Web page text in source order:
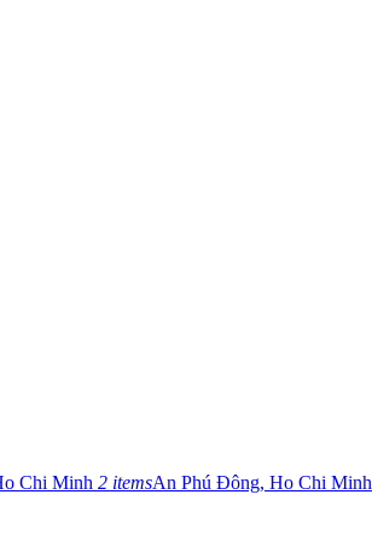
Chi Minh 2 itemsAn Phú Đông, Ho Chi Minh